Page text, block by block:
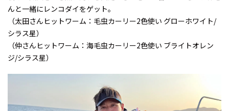
んと一緒にレンコダイをゲット。
（太田さんヒットワーム：毛虫カーリー2色使い グローホワイト/
シラス星）
（仲さんヒットワーム：海毛虫カーリー2色使い ブライトオレン
ジ/シラス星）